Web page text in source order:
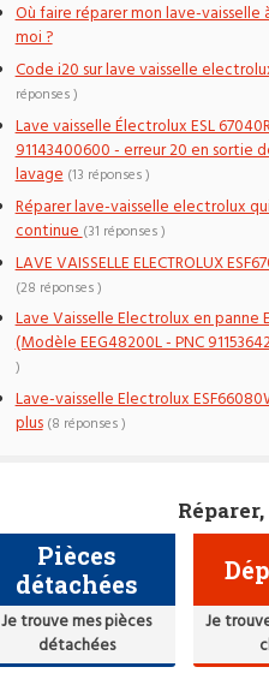
Où faire réparer mon lave-
moi ?
Code i20 sur lave vaisselle
réponses )
Lave vaisselle Électrolux ESL
91143400600 - erreur 20 en sortie
lavage (13 réponses )
Réparer lave-vaisselle electrolux
continue(31 réponses )
LAVE VAISSELLE ELECTROLUX
(28 réponses )
Lave Vaisselle Electrolux en panne
(Modèle EEG48200L - PNC
)
Lave-vaisselle Electrolux
plus (8 réponses )
Pièces
détachées
Je trouve mes pièces
détachées
Je